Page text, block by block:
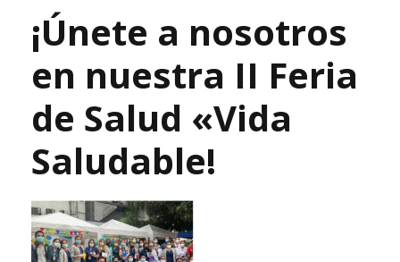
¡Únete a nosotros
en nuestra II Feria
de Salud «Vida
Saludable!